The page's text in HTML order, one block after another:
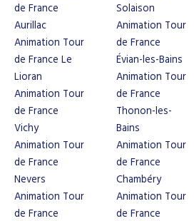
de France
Aurillac
Animation Tour
de France Le
Lioran
Animation Tour
de France
Vichy
Animation Tour
de France
Nevers
Animation Tour
de France
Solaison
Animation Tour
de France
Évian-les-Bains
Animation Tour
de France
Thonon-les-
Bains
Animation Tour
de France
Chambéry
Animation Tour
de France